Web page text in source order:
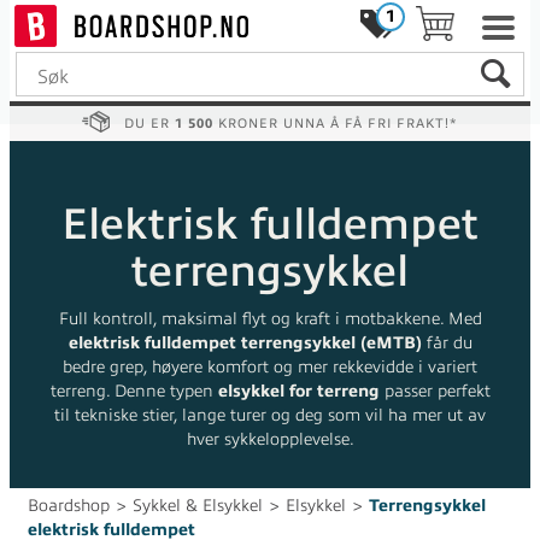
1
DU ER 1 500 KRONER UNNA Å FÅ FRI FRAKT!*
Elektrisk fulldempet
terrengsykkel
Full kontroll, maksimal flyt og kraft i motbakkene. Med
elektrisk fulldempet terrengsykkel (eMTB) får du
bedre grep, høyere komfort og mer rekkevidde i variert
terreng. Denne typen elsykkel for terreng passer perfekt
til tekniske stier, lange turer og deg som vil ha mer ut av
hver sykkelopplevelse.
Boardshop>Sykkel & Elsykkel >Elsykkel >Terrengsykkel
elektrisk fulldempet